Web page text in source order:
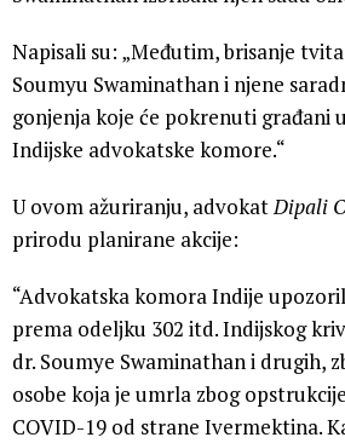
Napisali su: „Međutim, brisanje
Soumyu Swaminathan i njene
gonjenja koje će pokrenuti građani
Indijske advokatske komore.“
U ovom ažuriranju, advokatDipali
prirodu planirane akcije:
“Advokatska komora Indije
prema odeljku 302 itd. Indijskog
dr. Soumye Swaminathan i drugih,
osobe koja je umrla zbog
COVID-19 od strane Ivermektina.